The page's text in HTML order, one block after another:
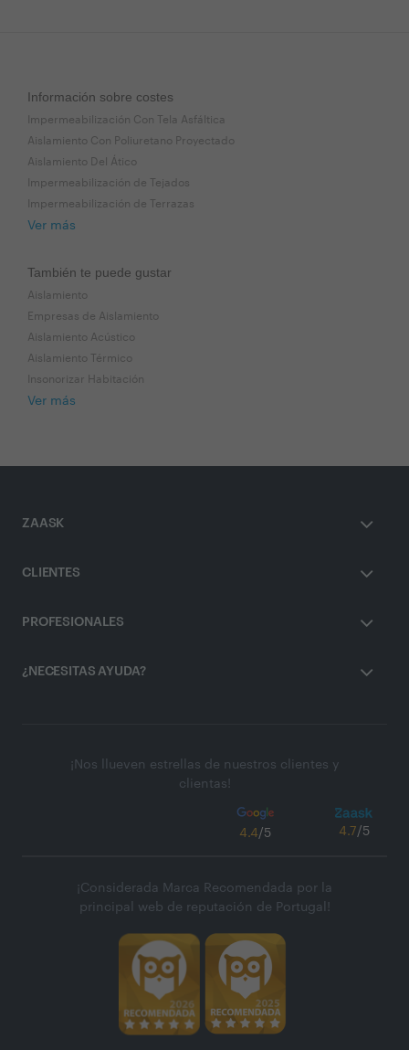
Información sobre costes
Impermeabilización Con Tela Asfáltica
Aislamiento Con Poliuretano Proyectado
Aislamiento Del Ático
Impermeabilización de Tejados
Impermeabilización de Terrazas
Ver más
También te puede gustar
Aislamiento
Empresas de Aislamiento
Aislamiento Acústico
Aislamiento Térmico
Insonorizar Habitación
Ver más
ZAASK
CLIENTES
PROFESIONALES
¿NECESITAS AYUDA?
¡Nos llueven estrellas de nuestros clientes y
clientas!
4.4/5 4.7/5
¡Considerada Marca Recomendada por la
principal web de reputación de Portugal!